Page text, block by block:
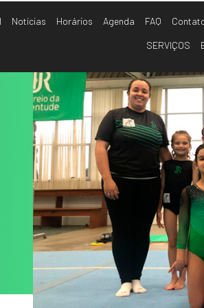
SERVIÇOS
Notícias Horários Agenda FAQ